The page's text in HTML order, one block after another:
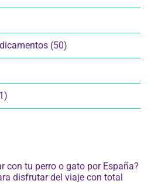
(50)
con tu perro o gato por España?
disfrutar del viaje con total